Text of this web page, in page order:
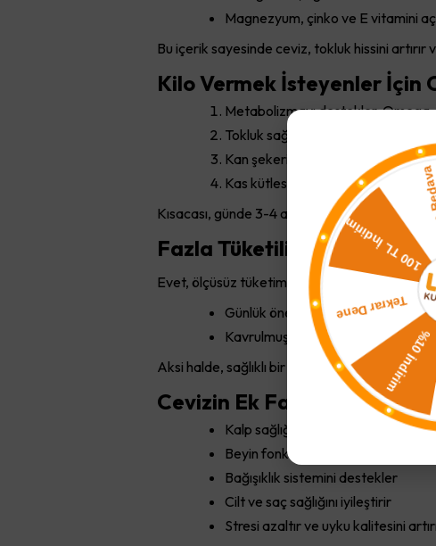
Magnezyum, çinko ve E vitamini
Bu içerik sayesinde ceviz, tokluk hissini artırır
Kilo Vermek İsteyenler İçin
Metabolizmayı destekler:
Tokluk sağlar: Lifli yapısı sayesinde
Kan şekerini dengeler: Glisemik
Kas kütlesini korur: İçeriğindeki
Kısacası, günde 3-4 adet ceviz, hem
Fazla Tüketilirse Kilo Aldırır
Evet, ölçüsüz tüketim her besinde olduğu gibi
Günlük önerilen miktar: 3–5 adet
Kavrulmuş ya da tuzlu ceviz
Aksi halde, sağlıklı bir besin dahi olsa fazla
Cevizin Ek Faydaları
Kalp sağlığını korur
Beyin fonksiyonlarını güçlendirir
Bağışıklık sistemini destekler
Cilt ve saç sağlığını iyileştirir
Stresi azaltır ve uyku kalitesini